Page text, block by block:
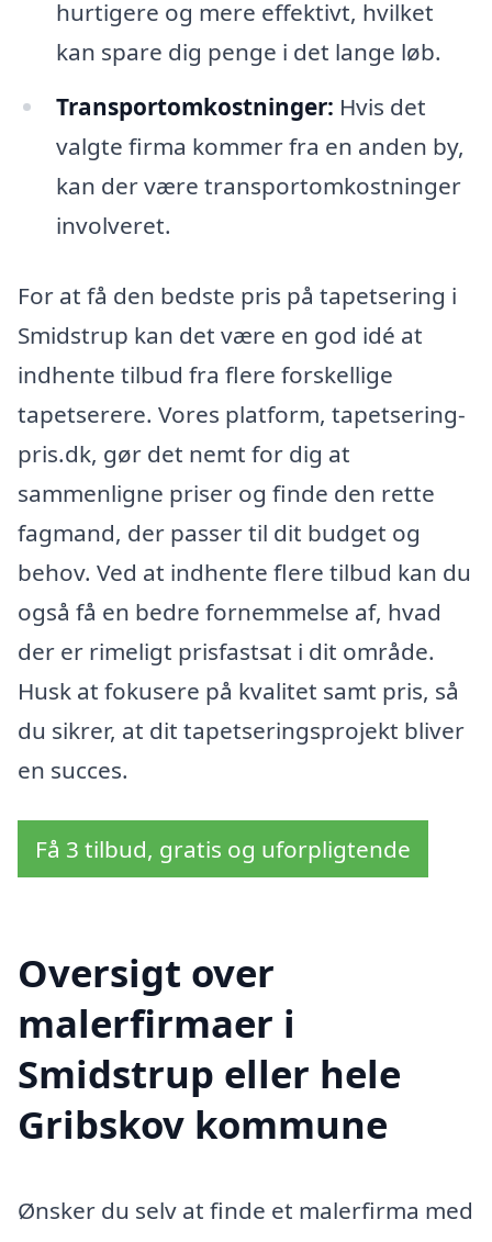
hurtigere og mere effektivt, hvilket
kan spare dig penge i det lange løb.
Transportomkostninger: Hvis det
valgte firma kommer fra en anden by,
kan der være transportomkostninger
involveret.
For at få den bedste pris på tapetsering i
Smidstrup kan det være en god idé at
indhente tilbud fra flere forskellige
tapetserere. Vores platform, tapetsering-
pris.dk, gør det nemt for dig at
sammenligne priser og finde den rette
fagmand, der passer til dit budget og
behov. Ved at indhente flere tilbud kan du
også få en bedre fornemmelse af, hvad
der er rimeligt prisfastsat i dit område.
Husk at fokusere på kvalitet samt pris, så
du sikrer, at dit tapetseringsprojekt bliver
en succes.
Få 3 tilbud, gratis og uforpligtende
Oversigt over
malerfirmaer i
Smidstrup eller hele
Gribskov kommune
Ønsker du selv at finde et malerfirma med